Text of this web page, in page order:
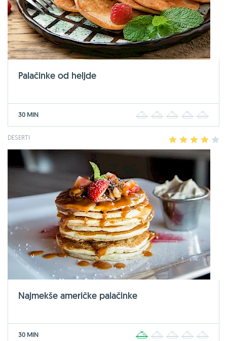
Palačinke od heljde
30 MIN 2 3 4
DESERTI 2 3 4
Najmekše američke palačinke
30 MIN 2 3 4